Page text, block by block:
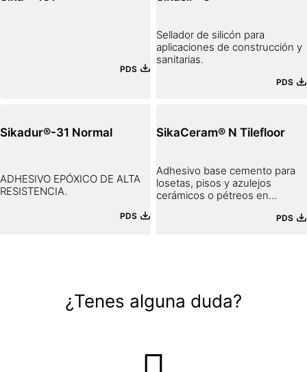
PDS
Sellador de silicón para
aplicaciones de construcción y
sanitarias.
PDS
Sikadur®-31 Normal
ADHESIVO EPÓXICO DE ALTA
RESISTENCIA.
PDS
SikaCeram® N Tilefloor
Adhesivo base cemento para
losetas, pisos y azulejos
cerámicos o pétreos en
PDS
¿Tenes alguna duda?